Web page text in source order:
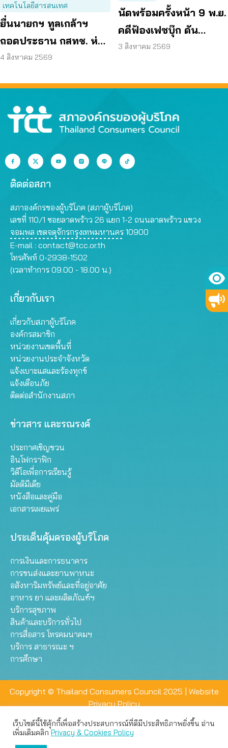
เทคโนโลยีสารสนเทศ
ยื่นนายกฯ ทูลเกล้าฯ
ถอดประธาน กสทช. ห่วง
คุ้มครองผู้บริโภคสะดุด
4 สิงหาคม 2569
นัดพร้อมครั้งหน้า 9 พ.ย.
คดีฟ้องเฟซบุ๊ก ดัน
แพลตฟอร์มร่วมรับผิด
3 สิงหาคม 2569
ติดต่อสภา
สภาองค์กรของผู้บริโภค (สภาผู้บริโภค)
เลขที่ 110/1 ซอยลาดพร้าว 26 แยก 1-2 ถนนลาดพร้าว แขวง
จอมพล เขตจตุจักรกรุงเทพมหานคร 10900
E-mail : contact@tcc.or.th
โทรศัพท์ 0-2938-1502
(เวลาทำการ 09.00 - 18.00 น.)
เกี่ยวกับเรา
เกี่ยวกับสภาผู้บริโภค
องค์กรสมาชิก
หน่วยงานเขตพื้นที่
หน่วยงานประจำจังหวัด
แจ้งเบาะแสและร้องทุกข์
แจ้งเตือนภัย
ติดต่อสำนักงานสภา
ข่าวสาร และรณรงค์
ประกาศเชิญชวน
อินโฟกราฟิก
วิดีโอเพื่อการเรียนรู้
มัลติมีเดีย
หนังสือและคู่มือ
เอกสารเผยแพร่
ประเด็นคุ้มครองผู้บริโภค
การเงินและการธนาคาร
การขนส่งและยานพาหนะ
อสังหาริมทรัพย์และที่อยู่อาศัย
อาหาร ยา และผลิตภัณฑ์ฯ
บริการสุขภาพ
สินค้าและบริการทั่วไป
การสื่อสาร โทรคมนาคมฯ
บริการ สาธารณะ ฯ
การศึกษา
Copyright © Thailand Consumers Council 2025 | Website
Privacy Policy
เว็บไซต์นี้ใช้คุ้กกี้เพื่อสร้างประสบการณ์ที่ดีมีประสิทธิภาพยิ่งขึ้น อ่าน
เพิ่มเติมคลิกPrivacy & Cookies Policy
เว็บไซต์นี้ใช้คุกกี้เพื่อมอบประสบการณ์การใช้งานที่ดีให้แก่ท่าน คุณ
สามารถเลือกตั้งค่าความเป็นส่วนตัวได้